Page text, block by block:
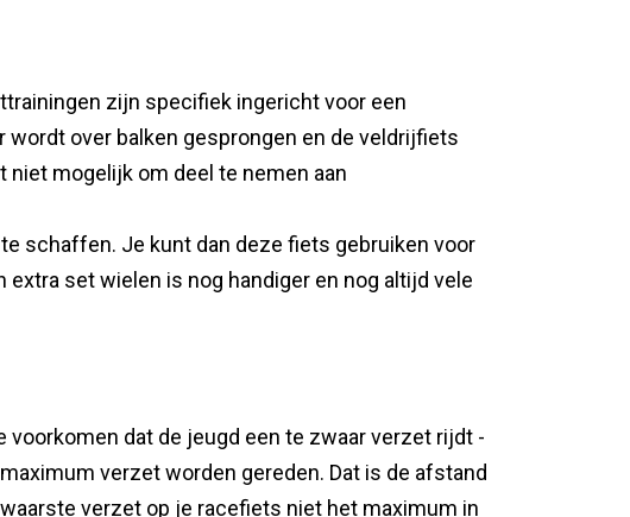
zijn specifiek ingericht voor een
over balken gesprongen en de veldrijfiets
niet mogelijk om deel te nemen aan
schaffen. Je kunt dan deze fiets gebruiken voor
set wielen is nog handiger en nog altijd vele
dat de jeugd een te zwaar verzet rijdt -
verzet worden gereden. Dat is de afstand
verzet op je racefiets niet het maximum in